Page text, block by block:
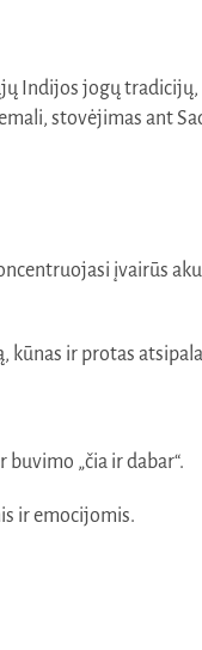
Indijos jogų
stovėjimas ant
įvairūs
kūnas ir protas
„čia ir dabar“.
ir emocijomis.